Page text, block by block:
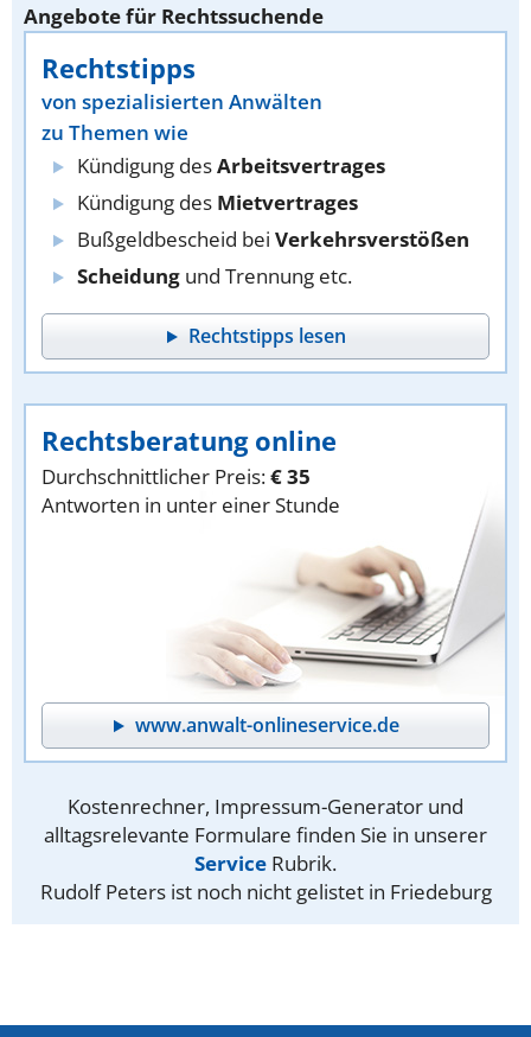
Angebote für Rechtssuchende
Rechtstipps
von spezialisierten Anwälten
zu Themen wie
Kündigung desArbeitsvertrages
Kündigung des Mietvertrages
Bußgeldbescheid bei Verkehrsverstößen
Scheidung und Trennung etc.
Rechtstipps lesen
Rechtsberatung online
Durchschnittlicher Preis:€ 35
Antworten in unter einer Stunde
www.anwalt-onlineservice.de
Kostenrechner, Impressum-Generator und
alltagsrelevante Formulare finden Sie in unserer
Service Rubrik.
Rudolf Peters ist noch nicht gelistet in Friedeburg